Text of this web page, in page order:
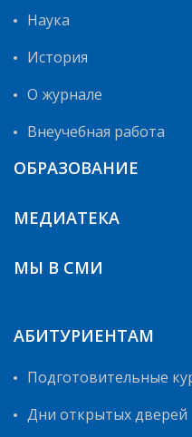
Наука
История
О журнале
Внеучебная работа
ОБРАЗОВАНИЕ
МЕДИАТЕКА
МЫ В СМИ
АБИТУРИЕНТАМ
Подготовительные
Дни открытых дверей